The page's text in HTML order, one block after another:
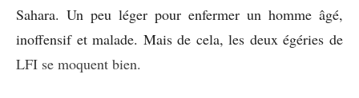
Sahara. Un peu léger pour enfermer un homme âgé,
inoffensif et malade. Mais de cela, les deux égéries de
LFI se moquent bien.